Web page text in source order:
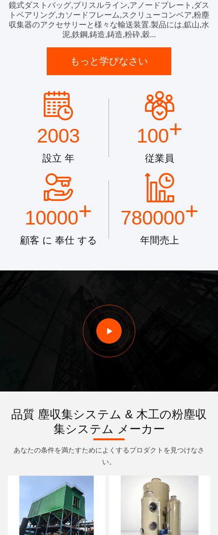
鏡式ダストバッグ,ブリスルライン,アノードプレート,ダス
トベアリング,カソードフレーム,スクリューコンベア,粉塵
収集器のアクセサリーと様々な輸送装置.製品には,鉱山,水
泥,鉄鋼,鋳造,鋳造,粉砕,穀...
もっと学びなさい
2003
設立 年
100+
従業員
10000+
顧客 に 奉仕 する
780000+
年間売上
品質 塵収集システム & 木工の粉塵収
集システム メーカー
あなたの条件を満たすためによくするプロダクトを見つけなさ
い。